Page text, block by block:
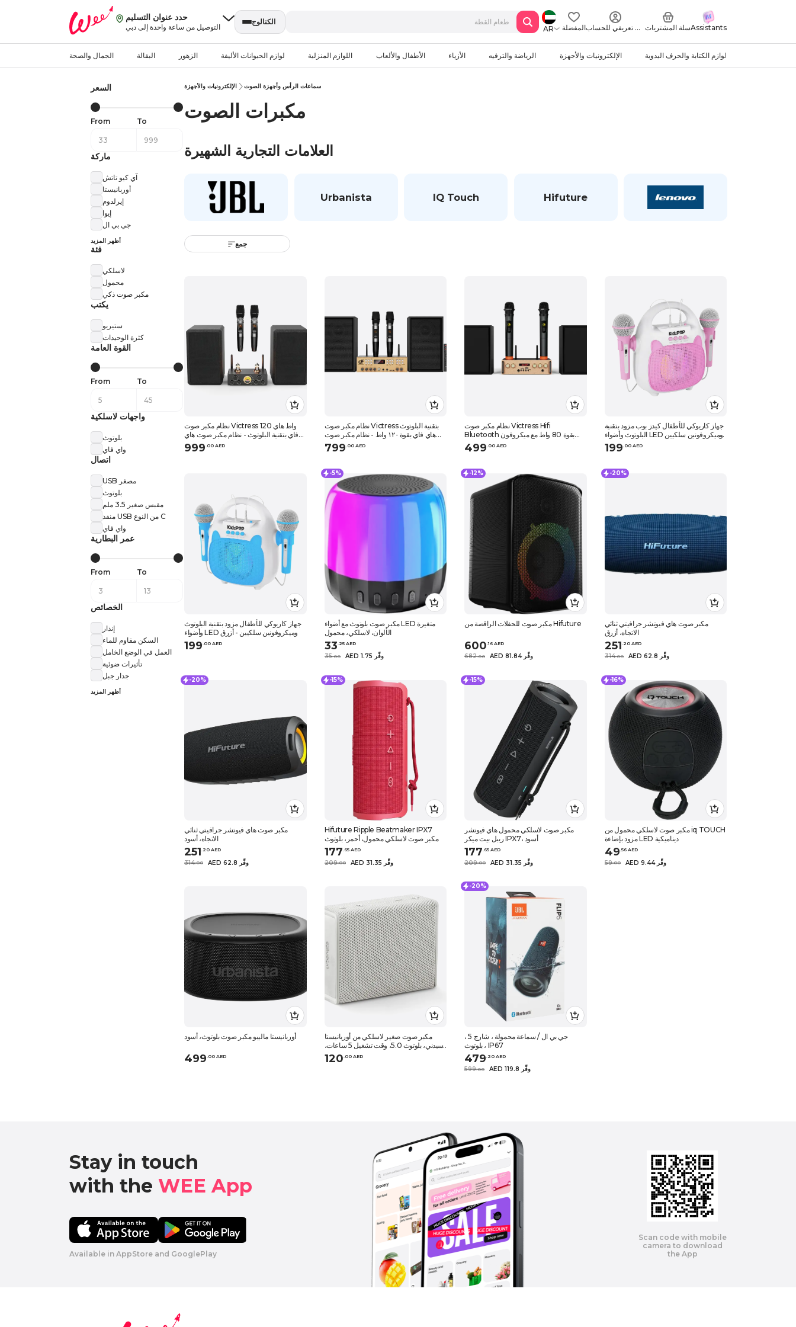
حدد عنوان التسليم
التوصيل من ساعة واحدة إلى دبي
الكتالوج
AR
المفضلة ملف تعريفي للحساب سلة المشترياتAssistants
الجمال والصحة البقالة الزهور لوازم الحيوانات الأليفة اللوازم المنزلية الأطفال والألعاب الأزياء الرياضة والترفيه الإلكترونيات والأجهزة لوازم الكتابة والحرف اليدوية
الإلكترونيات والأجهزة سماعات الرأس وأجهزة الصوت
مكبرات الصوت
العلامات التجارية الشهيرة
Urbanista IQ Touch Hifuture
جمع
نظام مكبر صوت Victress 120 واط هاي
فاي بتقنية البلوتوث - نظام مكبر صوت هاي
فاي 2.0 قناة 999.00 AED
نظام مكبر صوت Victress بتقنية البلوتوث
هاي فاي بقوة ١٢٠ واط - نظام مكبر صوت
هاي فاي ٢.٠ قناة799.00 AED
نظام مكبر صوت Victress Hifi
Bluetooth بقوة 80 واط مع ميكروفون
لاسلكي
499.00 AED
جهاز كاريوكي للأطفال كيدز بوب مزود بتقنية
البلوتوث وأضواء LED وميكروفونين سلكيين
- وردي
199.00 AED
جهاز كاريوكي للأطفال مزود بتقنية البلوتوث
وأضواء LED وميكروفونين سلكيين - أزرق
199 00 AED
-5%
مكبر صوت بلوتوث مع أضواء LED متغيرة
الألوان، لاسلكي، محمول
33 25 AED
35.00 AED 1.75 وفِّر
-12%
مكبر صوت للحفلات الراقصة من Hifuture
600 .16 AED
682.00 AED 81.84 وفِّر
-20%
مكبر صوت هاي فيوتشر جرافيتي ثنائي
الاتجاه، أزرق
251 20 AED
314.00 AED 62.8 وفِّر
-20%
مكبر صوت هاي فيوتشر جرافيتي ثنائي
الاتجاه، أسود
251.20 AED
314.00 AED 62.8 وفِّر
-15%
Hifuture Ripple Beatmaker IPX7
مكبر صوت لاسلكي محمول، أحمر، بلوتوث
177.65 AED
209.00 AED 31.35 وفِّر
-15%
مكبر صوت لاسلكي محمول هاي فيوتشر
ريبل بيت ميكر IPX7، أسود
177.65 AED
209.00 AED 31.35 وفِّر
-16%
مكبر صوت لاسلكي محمول من iq TOUCH
مزود بإضاءة LED ديناميكية
49.56 AED
59.00 AED 9.44 وفِّر
أوربانيستا ماليبو مكبر صوت بلوتوث، أسود
499 00 AED
مكبر صوت صغير لاسلكي من أوربانيستا
سيدني، بلوتوث 5.0، وقت تشغيل 5 ساعات،
مقاوم للرذاذ – أبيض
120 00 AED
-20%
جي بي ال / سماعة محمولة ، شارج 5 ،
بلوتوث ، IP67
479 20 AED
599.00 AED 119.8 وفِّر
السعر
From To
ماركة
آي كيو تاتش
أوربانيستا
إيرلدوم
إيوا
جي بي ال
أظهر المزيد
فئة
لاسلكي
محمول
مكبر صوت ذكي
يكتب
ستيريو
كثرة الوحيدات
القوة العامة
From To
واجهات لاسلكية
بلوتوث
واي فاي
اتصال
USB مصغر
بلوتوث
مقبس صغير 3.5 ملم
منفذ USB من النوع C
واي فاي
عمر البطارية
From To
الخصائص
إنذار
السكن مقاوم للماء
العمل في الوضع الخامل
تأثيرات ضوئية
جدار جبل
أظهر المزيد
Stay in touch
with the WEE App
Available in AppStore and GooglePlay
Scan code with mobile
camera to download
the App